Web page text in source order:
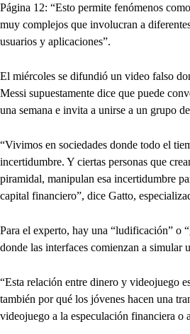
Página 12: “Esto permite fenómenos
muy complejos que involucran a
usuarios y aplicaciones”.
El miércoles se difundió un video falso
Messi supuestamente dice que puede
una semana e invita a unirse a un grupo
“Vivimos en sociedades donde todo el
incertidumbre. Y ciertas personas que
piramidal, manipulan esa incertidumbre
capital financiero”, dice Gatto,
Para el experto, hay una “ludificación” o
donde las interfaces comienzan a simular
“Esta relación entre dinero y videojuego
también por qué los jóvenes hacen una
videojuego a la especulación financiera o